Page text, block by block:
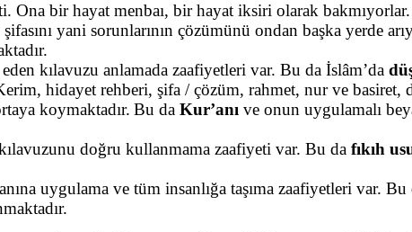
Ona bir hayat menbaı, bir hayat iksiri olarak
şifasını yani sorunlarının çözümünü ondan başka yerde
kılavuzu anlamada zaafiyetleri var. Bu da İslâm’da
hidayet rehberi, şifa / çözüm, rahmet, nur ve
koymaktadır. Bu da Kur’anı ve onun uygulamalı
doğru kullanmama zaafiyeti var. Bu da fıkıh
uygulama ve tüm insanlığa taşıma zaafiyetleri var. Bu